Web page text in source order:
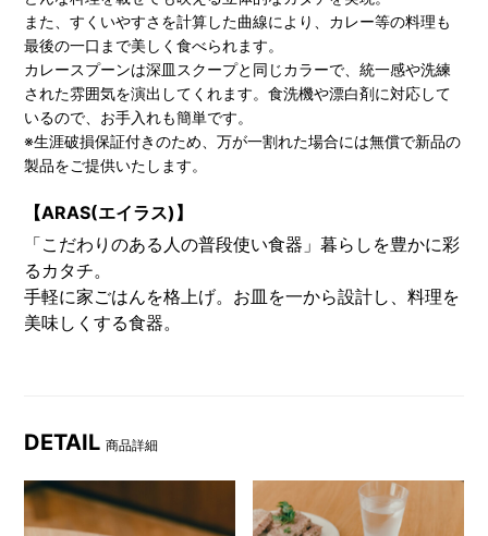
また、すくいやすさを計算した曲線により、カレー等の料理も
最後の一口まで美しく食べられます。
カレースプーンは深皿スクープと同じカラーで、統一感や洗練
された雰囲気を演出してくれます。食洗機や漂白剤に対応して
いるので、お手入れも簡単です。
※生涯破損保証付きのため、万が一割れた場合には無償で新品の
製品をご提供いたします。
【ARAS(エイラス)】
「こだわりのある人の普段使い食器」暮らしを豊かに彩
るカタチ。
手軽に家ごはんを格上げ。お皿を一から設計し、料理を
美味しくする食器。
DETAIL商品詳細